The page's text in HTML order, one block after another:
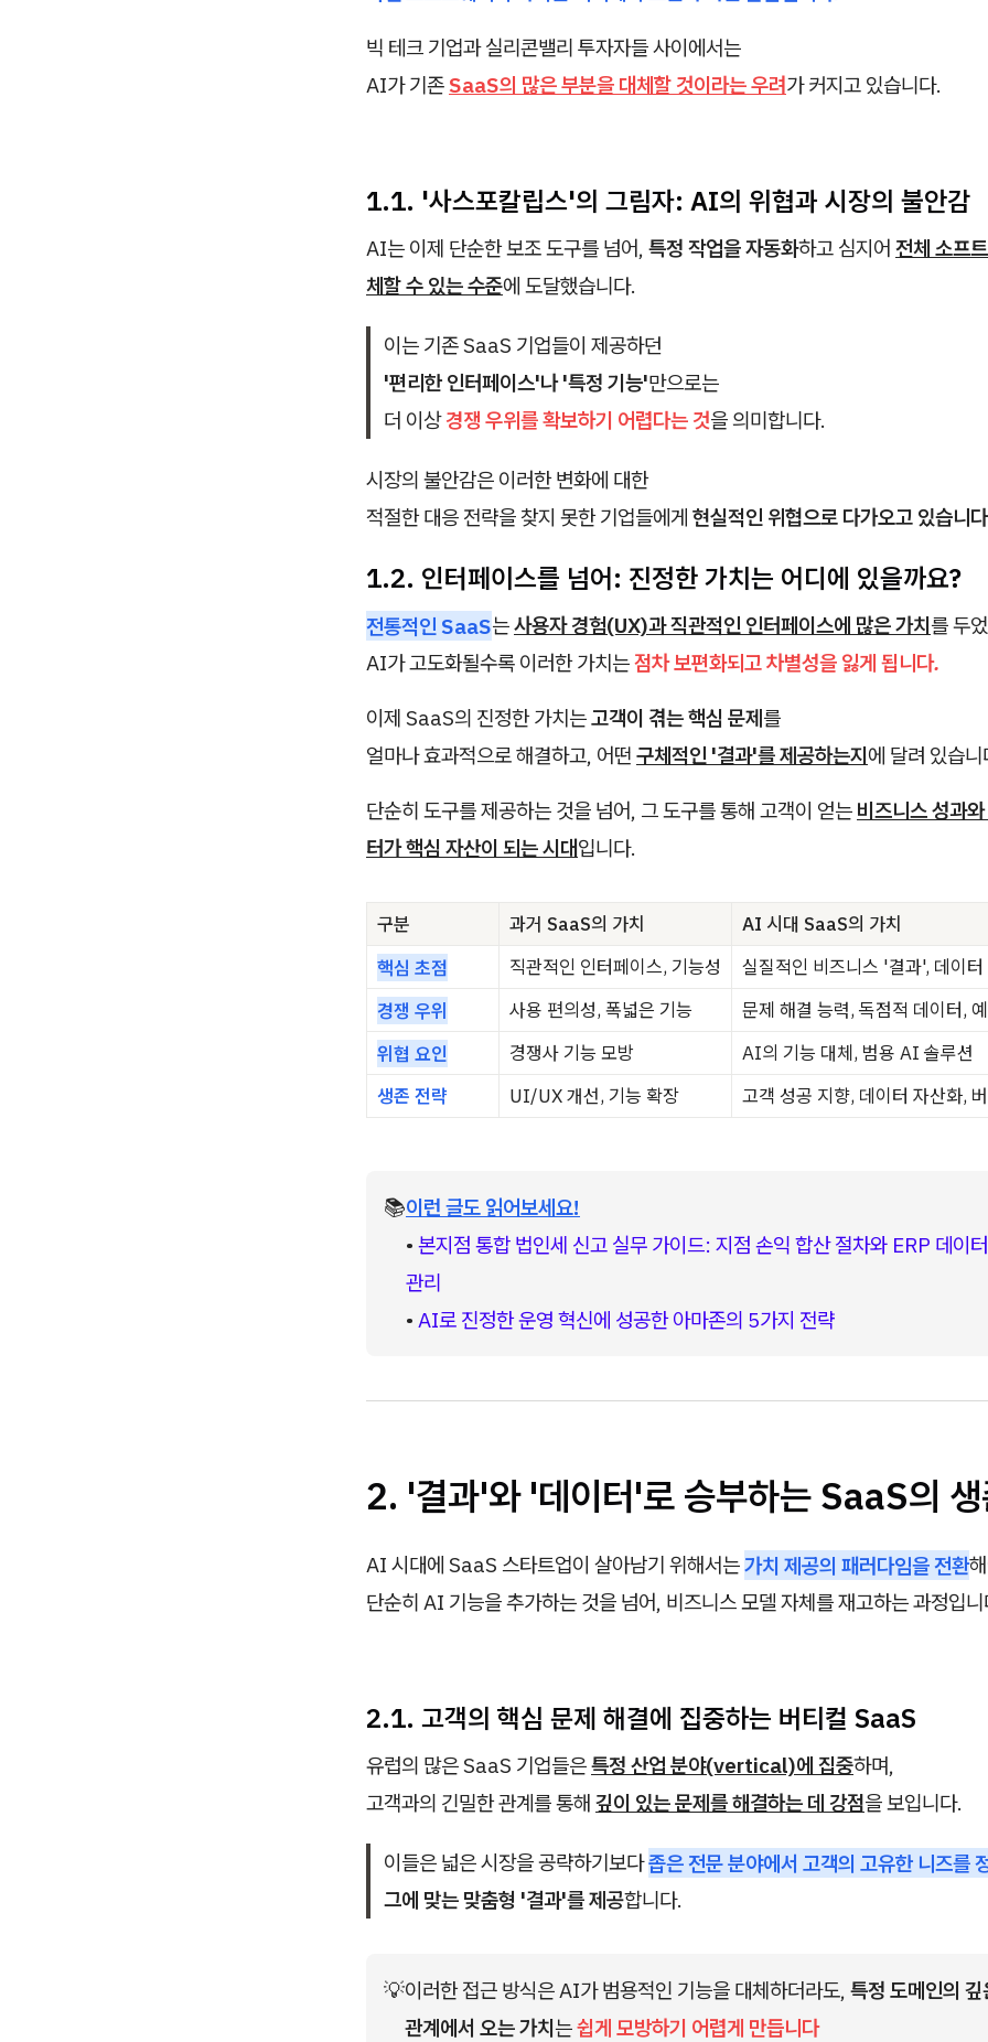
빅 테크 기업과 실리콘밸리 투자자들 사이에서는
AI가 기존 SaaS의 많은 부분을 대체할 것이라는 우려가 커지고 있습니다.
1.1. '사스포칼립스'의 그림자: AI의 위협과 시장의 불안감
AI는 이제 단순한 보조 도구를 넘어, 특정 작업을 자동화하고 심지어 전체 소프
체할 수 있는 수준에 도달했습니다.
이는 기존 SaaS 기업들이 제공하던
'편리한 인터페이스'나 '특정 기능'만으로는
더 이상경쟁 우위를 확보하기 어렵다는 것을 의미합니다.
시장의 불안감은 이러한 변화에 대한
적절한 대응 전략을 찾지 못한 기업들에게 현실적인 위협으로 다가오고 있습니
1.2. 인터페이스를 넘어: 진정한 가치는 어디에 있을까요?
전통적인 SaaS는사용자 경험(UX)과 직관적인 인터페이스에 많은 가치를 두
AI가 고도화될수록 이러한 가치는점차 보편화되고 차별성을 잃게 됩니다.
이제 SaaS의 진정한 가치는고객이 겪는 핵심 문제를
얼마나 효과적으로 해결하고, 어떤 구체적인 '결과'를 제공하는지에 달려 있습니
단순히 도구를 제공하는 것을 넘어, 그 도구를 통해 고객이 얻는 비즈니스 성과
터가 핵심 자산이 되는 시대입니다.
구분 과거 SaaS의 가치
AI 시대 SaaS의 가치
핵심 초점
직관적인 인터페이스, 기능성
실질적인 비즈니스 '결과', 데이
경쟁 우위
사용 편의성, 폭넓은 기능
문제 해결 능력, 독점적 데이터,
위협 요인
경쟁사 기능 모방
AI의 기능 대체, 범용 AI 솔루션
생존 전략
UI/UX 개선, 기능 확장 고객 성공 지향, 데이터 자산화,
📚이런 글도 읽어보세요!
• 본지점 통합 법인세 신고 실무 가이드: 지점 손익 합산 절차와 ERP 데이
관리
• AI로 진정한 운영 혁신에 성공한 아마존의 5가지 전략
2. '결과'와 '데이터'로 승부하는 SaaS의
AI 시대에 SaaS 스타트업이 살아남기 위해서는가치 제공의 패러다임을 전환
단순히 AI 기능을 추가하는 것을 넘어, 비즈니스 모델 자체를 재고하는 과정입니
2.1. 고객의 핵심 문제 해결에 집중하는 버티컬 SaaS
유럽의 많은 SaaS 기업들은특정 산업 분야(vertical)에 집중하며,
고객과의 긴밀한 관계를 통해 깊이 있는 문제를 해결하는 데 강점을 보입니다.
이들은 넓은 시장을 공략하기보다좁은 전문 분야에서 고객의 고유한 니즈를
그에 맞는 맞춤형 '결과'를 제공합니다.
💡이러한 접근 방식은 AI가 범용적인 기능을 대체하더라도, 특정 도메인의
관계에서 오는 가치는 쉽게 모방하기 어렵게 만듭니다